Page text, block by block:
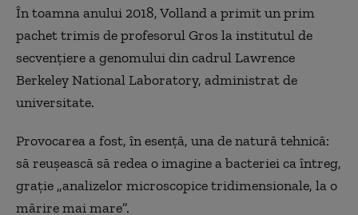
În toamna anului 2018, Volland a primit un prim
pachet trimis de profesorul Gros la institutul de
secvenţiere a genomului din cadrul Lawrence
Berkeley National Laboratory, administrat de
universitate.
Provocarea a fost, în esenţă, una de natură tehnică:
să reuşească să redea o imagine a bacteriei ca întreg,
graţie „analizelor microscopice tridimensionale, la o
mărire mai mare”.